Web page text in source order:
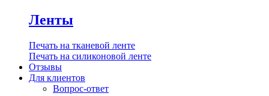
Ленты
Печать на тканевой ленте
Печать на силиконовой ленте
Отзывы
Для клиентов
Вопрос-ответ